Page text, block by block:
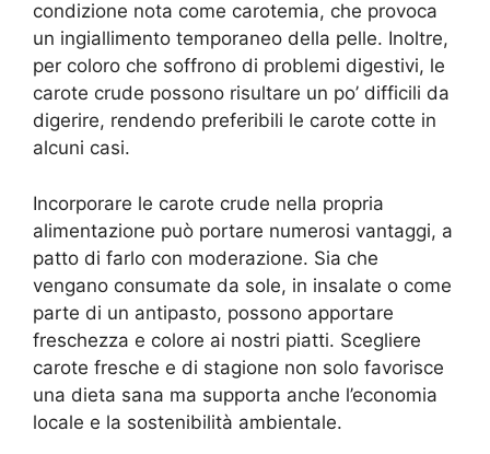
condizione nota come carotemia, che provoca
un ingiallimento temporaneo della pelle. Inoltre,
per coloro che soffrono di problemi digestivi, le
carote crude possono risultare un po’ difficili da
digerire, rendendo preferibili le carote cotte in
alcuni casi.
Incorporare le carote crude nella propria
alimentazione può portare numerosi vantaggi, a
patto di farlo con moderazione. Sia che
vengano consumate da sole, in insalate o come
parte di un antipasto, possono apportare
freschezza e colore ai nostri piatti. Scegliere
carote fresche e di stagione non solo favorisce
una dieta sana ma supporta anche l’economia
locale e la sostenibilità ambientale.